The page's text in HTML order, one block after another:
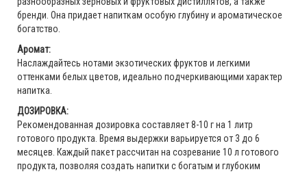
бренди. Она придает напиткам особую глубину и ароматическое
богатство.
Аромат:
Наслаждайтесь нотами экзотических фруктов и легкими
оттенками белых цветов, идеально подчеркивающими характер
напитка.
ДОЗИРОВКА:
Рекомендованная дозировка составляет 8-10 г на 1 литр
готового продукта. Время выдержки варьируется от 3 до 6
месяцев. Каждый пакет рассчитан на созревание 10 л готового
продукта, позволяя создать напитки с богатым и глубоким